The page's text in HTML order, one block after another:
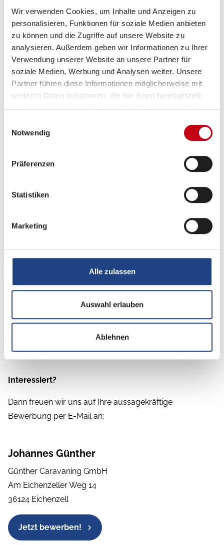
Wir verwenden Cookies, um Inhalte und Anzeigen zu
personalisieren, Funktionen für soziale Medien anbieten
zu können und die Zugriffe auf unsere Website zu
analysieren. Außerdem geben wir Informationen zu Ihrer
Verwendung unserer Website an unsere Partner für
soziale Medien, Werbung und Analysen weiter. Unsere
Partner führen diese Informationen möglicherweise mit
weiteren Daten zusammen, die Sie ihnen bereitgestellt
haben oder die sie im Rahmen Ihrer Nutzung der Dienste
Notwendig
Präferenzen
Statistiken
Marketing
Alle zulassen
Auswahl erlauben
Ablehnen
selbstständige, sorgfältige und saubere
Arbeitsweise sowie Teamfähigkeit
Führerschein Klasse B (idealerweise auch C1)
Was wir bieten
einen sicheren Arbeitsplatz in einem etablierten
moderne Werkstattausstattung und Arbeiten
regelmäßige Schulungen und Weiterbildungen
flache Hierarchien, kurze Entscheidungswege
und ein motiviertes Team
eine faire Vergütung und geregelte
Mitarbeiterrabatte auf unser Sortiment, Team-
Events und weitere Benefits
Interessiert?
Dann freuen wir uns auf Ihre aussagekräftige
Bewerbung per E-Mail an:
Johannes Günther
Günther Caravaning GmbH
Am Eichenzeller Weg 14
36124 Eichenzell
Jetzt bewerben!